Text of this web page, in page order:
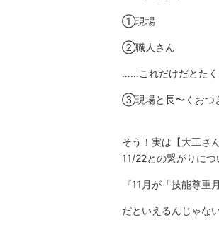
①現場
②職人さん
……これだけだとた
③現場と長〜くおつ
そう！実は【大工さ
11/22との繋がりにつ
『11月が「技能尊
だといえるんじゃな